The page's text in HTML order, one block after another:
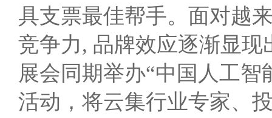
具支票最佳帮手。面对越
竞争力, 品牌效应逐渐显现
展会同期举办“中国人工
活动，将云集行业专家、